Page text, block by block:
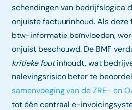
schendingen van bedrijfslogica
onjuiste factuurinhoud. Als
btw-informatie beïnvloeden,
onjuist beschouwd. De BMF
kritieke foutinhoudt, wat
nalevingsrisico beter te
samenvoeging van de ZRE- en
tot één centraal e-